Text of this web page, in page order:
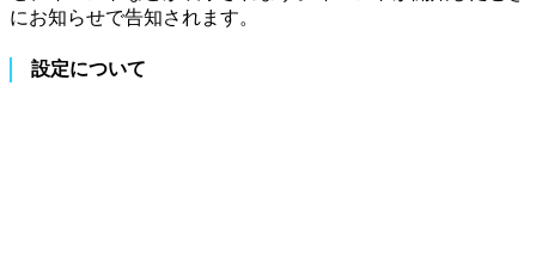
にお知らせで告知されます。
設定について